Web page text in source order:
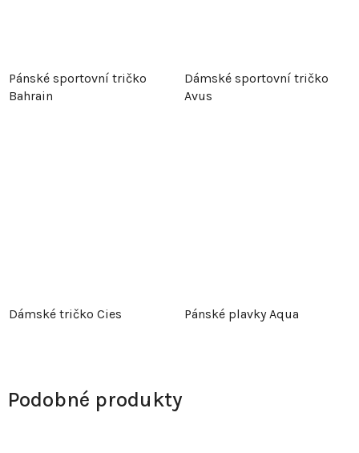
Pánské sportovní tričko
Bahrain
Dámské sportovní tričko
Avus
Dámské tričko Cies Pánské plavky Aqua
Podobné produkty